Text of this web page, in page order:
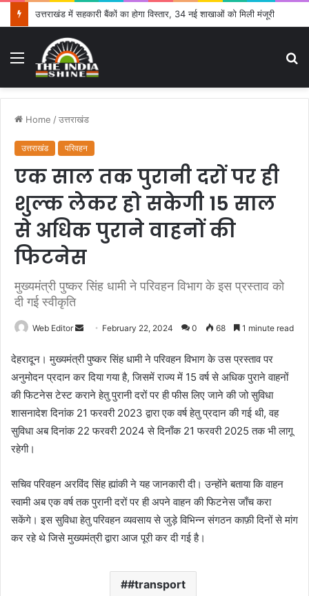
Menu
Home /उत्तराखंड
उत्तराखंड परिवहन
एक साल तक पुरानी दरों पर ही
शुल्क लेकर हो सकेगी 15 साल
से अधिक पुराने वाहनों की
फिटनेस
मुख्यमंत्री पुष्कर सिंह धामी ने परिवहन विभाग के इस प्रस्ताव को
दी गई स्वीकृति
Web Editor
n
d
a
n
e
February 22, 2024 0 68 1 minute read
देहरादून। मुख्यमंत्री पुष्कर सिंह धामी ने परिवहन विभाग के उस प्रस्ताव पर
अनुमोदन प्रदान कर दिया गया है, जिसमें राज्य में 15 वर्ष से अधिक पुराने वाहनों
की फिटनेस टेस्ट कराने हेतु पुरानी दरों पर ही फीस लिए जाने की जो सुविधा
शासनादेश दिनांक 21 फरवरी 2023 द्वारा एक वर्ष हेतु प्रदान की गई थी, वह
सुविधा अब दिनांक 22 फरवरी 2024 से दिनाँक 21 फरवरी 2025 तक भी लागू
रहेगी।
सचिव परिवहन अरविंद सिंह ह्यांकी ने यह जानकारी दी। उन्होंने बताया कि वाहन
स्वामी अब एक वर्ष तक पुरानी दरों पर ही अपने वाहन की फिटनेस जाँच करा
सकेंगे। इस सुविधा हेतु परिवहन व्यवसाय से जुड़े विभिन्न संगठन काफ़ी दिनों से मांग
कर रहे थे जिसे मुख्यमंत्री द्वारा आज पूरी कर दी गई है।
#transport